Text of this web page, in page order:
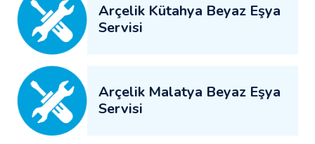
Arçelik Kütahya Beyaz Eşya
Servisi
Arçelik Malatya Beyaz Eşya
Servisi